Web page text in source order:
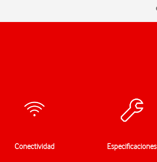
Conectividad Especificaciones